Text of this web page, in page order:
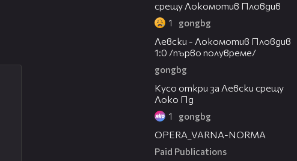
срещу Локомотив Пловдив
1 gongbg
Левски - Локомотив Пловдив
1:0 /първо полувреме/
gongbg
Кусо откри за Левски срещу
Локо Пд
1 gongbg
OPERA_VARNA-NORMA
Paid Publications